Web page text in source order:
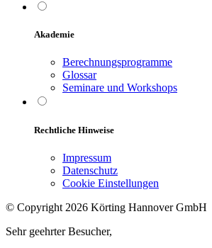
Akademie
Berechnungsprogramme
Glossar
Seminare und Workshops
Rechtliche Hinweise
Impressum
Datenschutz
Cookie Einstellungen
© Copyright 2026 Körting Hannover GmbH
Sehr geehrter Besucher,